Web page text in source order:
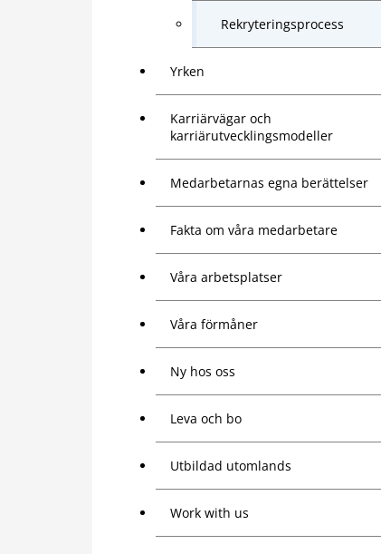
Rekryteringsprocess
Yrken
Karriärvägar och
karriärutvecklingsmodeller
Medarbetarnas egna berättelser
Fakta om våra medarbetare
Våra arbetsplatser
Våra förmåner
Ny hos oss
Leva och bo
Utbildad utomlands
Work with us